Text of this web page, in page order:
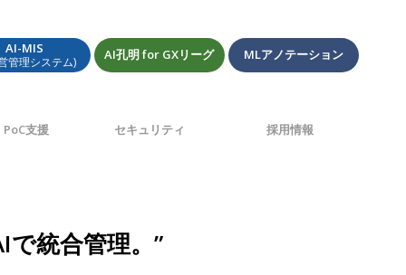
AI-MIS
管理システム) AI孔明 for GXリーグ MLアノテーション
支援 セキュリティ 採用情報
統合管理。”